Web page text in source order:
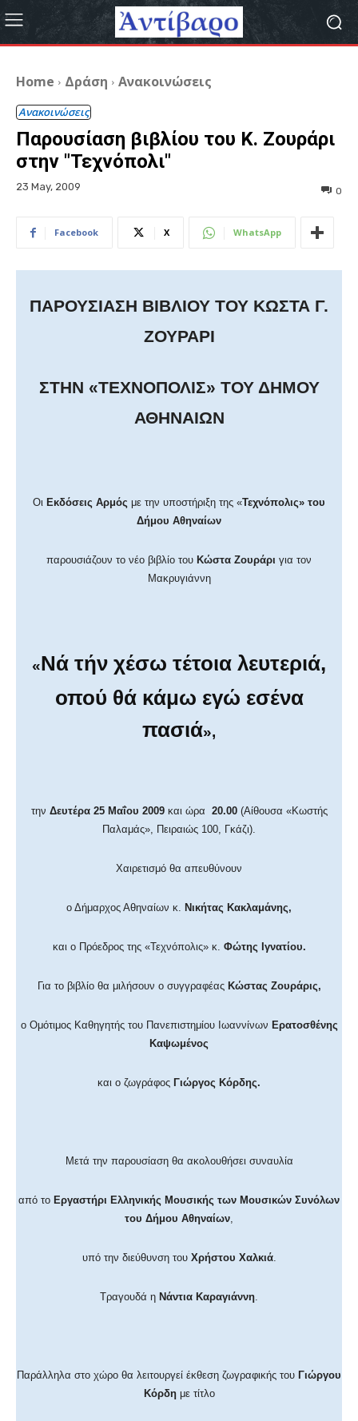
Home Δράση Ανακοινώσεις
Ανακοινώσεις
Παρουσίαση βιβλίου του Κ. Ζουράρι
στην "Τεχνόπολι"
23 May, 2009 0
Facebook X WhatsApp
ΠΑΡΟΥΣΙΑΣΗ ΒΙΒΛΙΟΥ ΤΟΥ ΚΩΣΤΑ Γ.
ΖΟΥΡΑΡΙ
ΣΤΗΝ «ΤΕΧΝΟΠΟΛΙΣ» ΤΟΥ ΔΗΜΟΥ
ΑΘΗΝΑΙΩΝ
Οι Εκδόσεις Αρμός με την υποστήριξη της «Τεχνόπολις» του
Δήμου Αθηναίων
παρουσιάζουν το νέο βιβλίο του Κώστα Ζουράρι για τον
Μακρυγιάννη
«Νά τήν χέσω τέτοια λευτεριά,
οπού θά κάμω εγώ εσένα
πασιά»,
την Δευτέρα 25 Μαΐου 2009 και ώρα 20.00 (Αίθουσα «Κωστής
Παλαμάς», Πειραιώς 100, Γκάζι).
Χαιρετισμό θα απευθύνουν
ο Δήμαρχος Αθηναίων κ. Νικήτας Κακλαμάνης,
και ο Πρόεδρος της «Τεχνόπολις» κ. Φώτης Ιγνατίου.
Για το βιβλίο θα μιλήσουν ο συγγραφέας Κώστας Ζουράρις,
ο Ομότιμος Καθηγητής του Πανεπιστημίου Ιωαννίνων Ερατοσθένης
Καψωμένος
και ο ζωγράφος Γιώργος Κόρδης.
Μετά την παρουσίαση θα ακολουθήσει συναυλία
από το Εργαστήρι Ελληνικής Μουσικής των Μουσικών Συνόλων
του Δήμου Αθηναίων
υπό την διεύθυνση του Χρήστου Χαλκιά.
Τραγουδά η Νάντια Καραγιάννη
Παράλληλα στο χώρο θα λειτουργεί έκθεση ζωγραφικής του Γιώργου
Κόρδημε τίτλο